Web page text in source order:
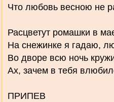
Что любовь весною не
Расцветут ромашки в
На снежинке я гадаю,
Во дворе всю ночь
Ах, зачем в тебя
ПРИПЕВ